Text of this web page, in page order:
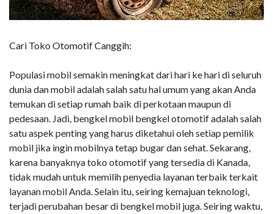
Cari Toko Otomotif Canggih:
Populasi mobil semakin meningkat dari hari ke hari di seluruh
dunia dan mobil adalah salah satu hal umum yang akan Anda
temukan di setiap rumah baik di perkotaan maupun di
pedesaan. Jadi, bengkel mobil bengkel otomotif adalah salah
satu aspek penting yang harus diketahui oleh setiap pemilik
mobil jika ingin mobilnya tetap bugar dan sehat. Sekarang,
karena banyaknya toko otomotif yang tersedia di Kanada,
tidak mudah untuk memilih penyedia layanan terbaik terkait
layanan mobil Anda. Selain itu, seiring kemajuan teknologi,
terjadi perubahan besar di bengkel mobil juga. Seiring waktu,